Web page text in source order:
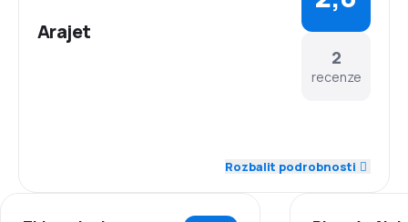
Arajet
2
recenze
Rozbalit podrobnosti